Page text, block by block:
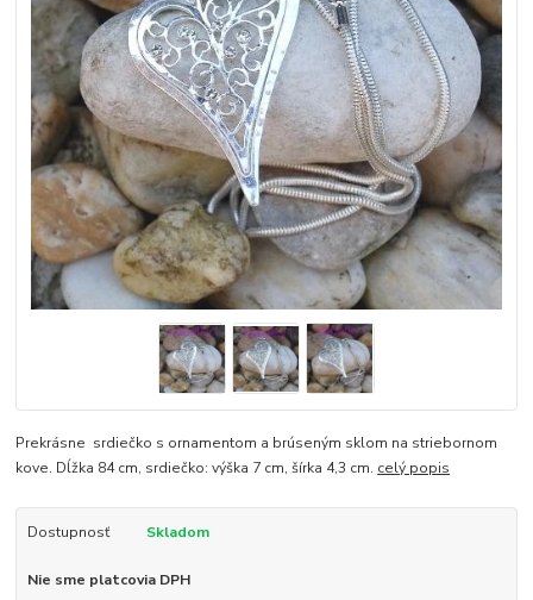
Prekrásne srdiečko s ornamentom a brúseným sklom na striebornom
kove. Dĺžka 84 cm, srdiečko: výška 7 cm, šírka 4,3 cm. celý popis
Dostupnosť Skladom
Nie sme platcovia DPH